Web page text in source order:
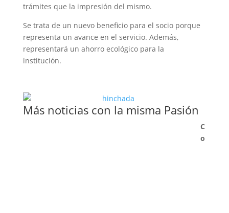
trámites que la impresión del mismo.
Se trata de un nuevo beneficio para el socio porque
representa un avance en el servicio. Además,
representará un ahorro ecológico para la
institución.
Más noticias con la misma Pasión
C
o